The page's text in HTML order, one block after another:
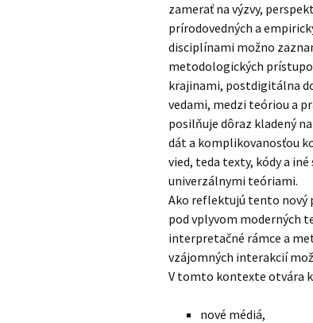
zamerať na výzvy,
prírodovedných a
disciplínami možno
metodologických
krajinami, postdigitálna
vedami, medzi teóriou a
posilňuje dôraz kladený
dát a komplikovanosťou
vied, teda texty, kódy a
univerzálnymi teóriami.
Ako reflektujú tento nový
pod vplyvom moderných
interpretačné rámce a
vzájomných interakcií
V tomto kontexte otvára
nové médiá,